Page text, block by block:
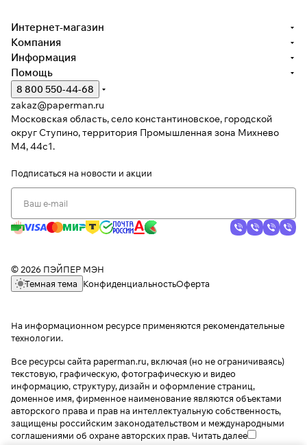
Интернет-магазин
Компания
Информация
Помощь
8 800 550-44-68
zakaz@paperman.ru
Московская область, село константиновское, городской
округ Ступино, территория Промышленная зона Михнево
М4, 44с1.
Подписаться на новости и акции
© 2026 ПЭЙПЕР МЭН
Темная тема
КонфиденциальностьОферта
На информационном ресурсе применяются рекомендательные
технологии.
Все ресурсы сайта paperman.ru, включая (но не ограничиваясь)
текстовую, графическую, фотографическую и видео
информацию, структуру, дизайн и оформление страниц,
доменное имя, фирменное наименование являются объектами
авторского права и прав на интеллектуальную собственность,
защищены российским законодательством и международными
соглашениями об охране авторских прав.Читать далее